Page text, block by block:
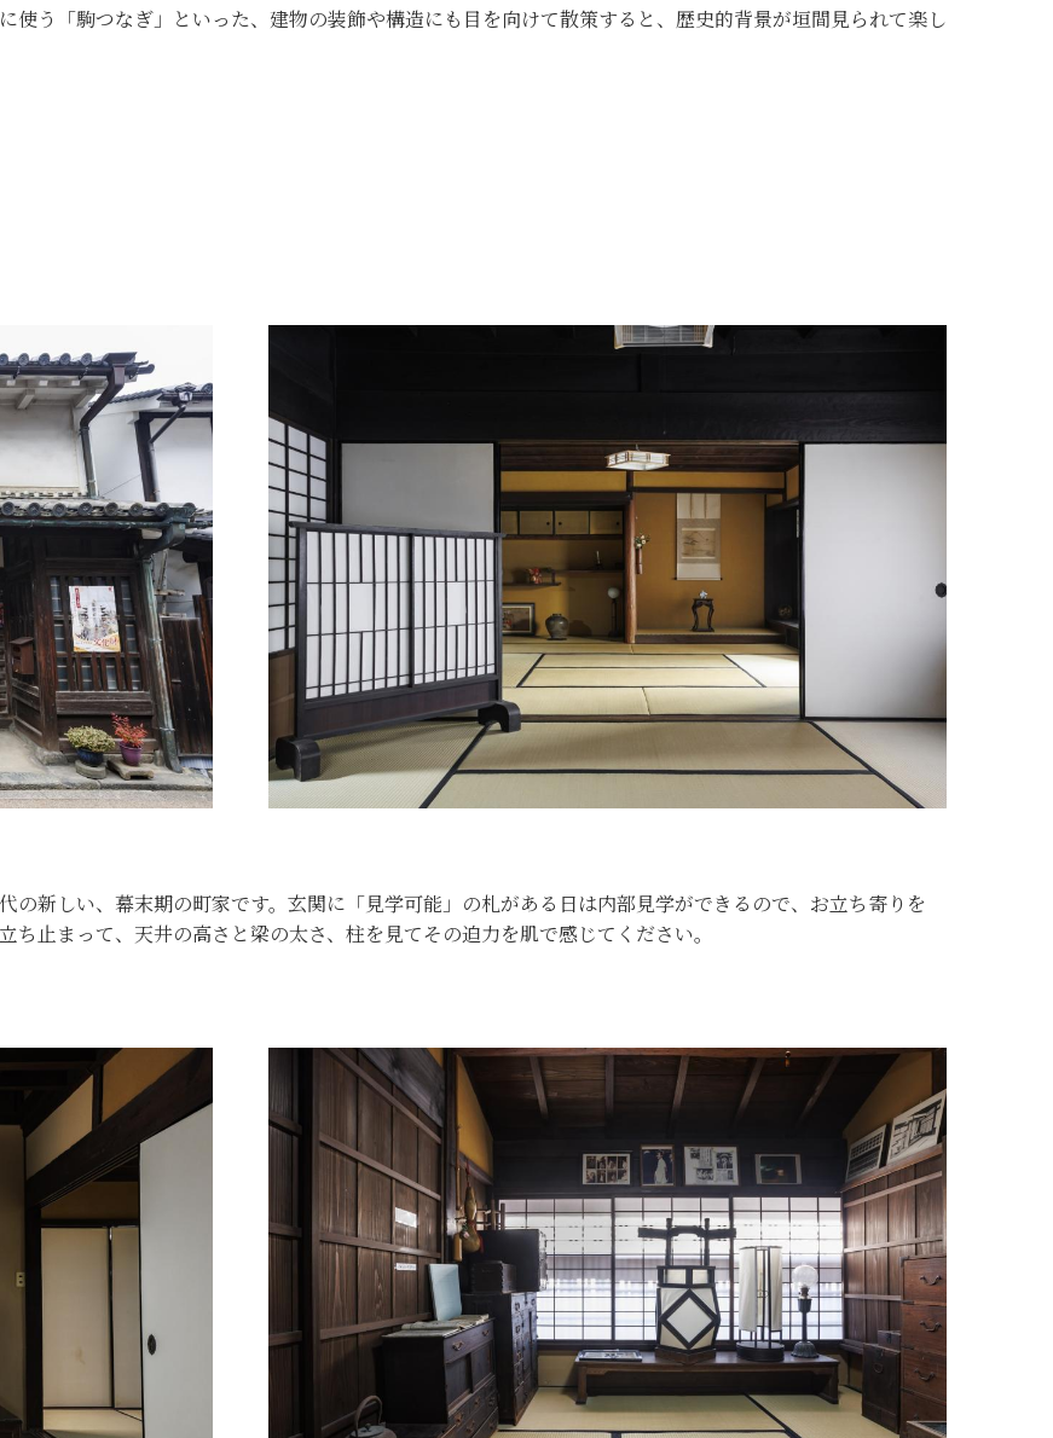
使う「駒つなぎ」といった、建物の装飾や構造にも目を向けて散策すると、歴史的背景が垣間見られて楽し
の新しい、幕末期の町家です。玄関に「見学可能」の札がある日は内部見学ができるので、お立ち寄りを
ち止まって、天井の高さと梁の太さ、柱を見てその迫力を肌で感じてください。